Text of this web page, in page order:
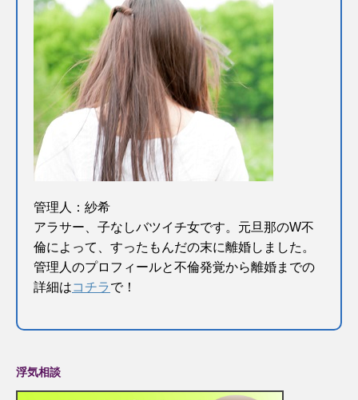
管理人：紗希
アラサー、子なしバツイチ女です。元旦那のW不
倫によって、すったもんだの末に離婚しました。
管理人のプロフィールと不倫発覚から離婚までの
詳細はコチラで！
浮気相談